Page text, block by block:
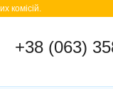
комісій.
+38 (063)